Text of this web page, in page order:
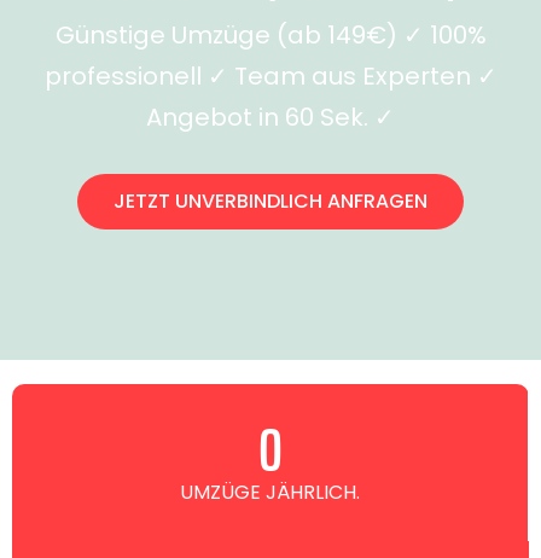
Günstige Umzüge (ab 149€) ✓ 100%
professionell ✓ Team aus Experten ✓
Angebot in 60 Sek. ✓
JETZT UNVERBINDLICH ANFRAGEN
UMZÜGE JÄHRLICH.
0